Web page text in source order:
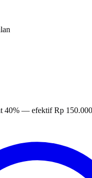
40% — efektif Rp